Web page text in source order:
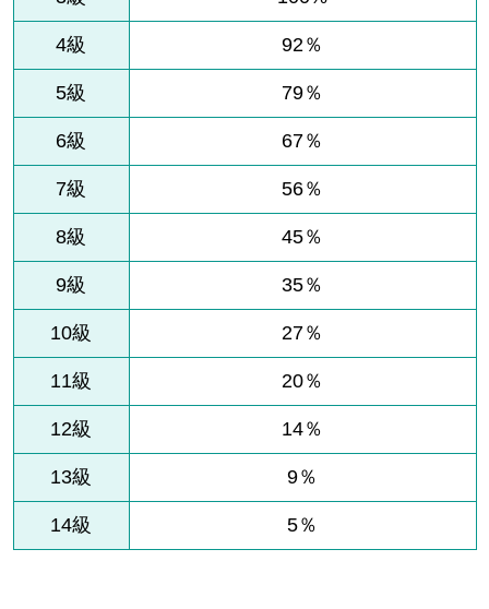
4級 92％
5級 79％
6級 67％
7級 56％
8級 45％
9級 35％
10級 27％
11級 20％
12級 14％
13級 9％
14級 5％